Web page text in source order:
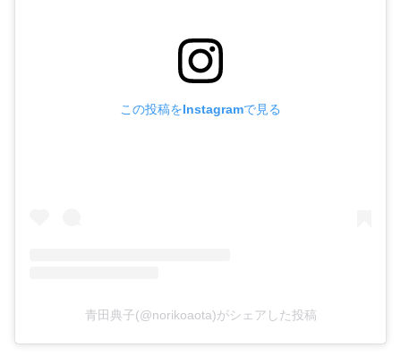
この投稿をInstagramで見る
青田典子(@norikoaota)がシェアした投稿